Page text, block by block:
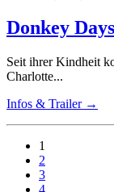
Donkey Days
Seit ihrer Kindheit
Charlotte...
Infos & Trailer →
1
2
3
4